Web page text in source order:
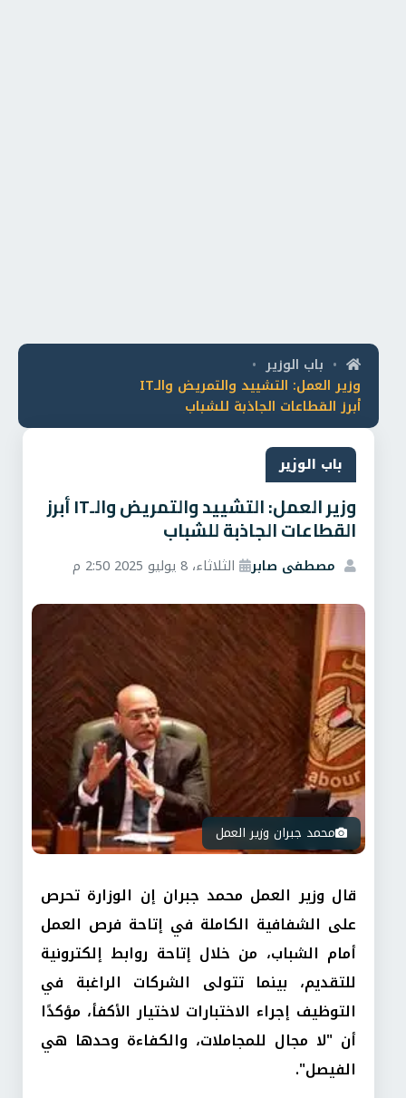
• باب الوزير •
وزير العمل: التشييد والتمريض والـIT
أبرز القطاعات الجاذبة للشباب
باب الوزير
وزير العمل: التشييد والتمريض والـIT أبرز
القطاعات الجاذبة للشباب
مصطفى صابر الثلاثاء، 8 يوليو 2025 2:50 م
محمد جبران وزير العمل
قال وزير العمل محمد جبران إن الوزارة تحرص
على الشفافية الكاملة في إتاحة فرص العمل
أمام الشباب، من خلال إتاحة روابط إلكترونية
للتقديم، بينما تتولى الشركات الراغبة في
التوظيف إجراء الاختبارات لاختيار الأكفأ، مؤكدًا
أن "لا مجال للمجاملات، والكفاءة وحدها هي
الفيصل".